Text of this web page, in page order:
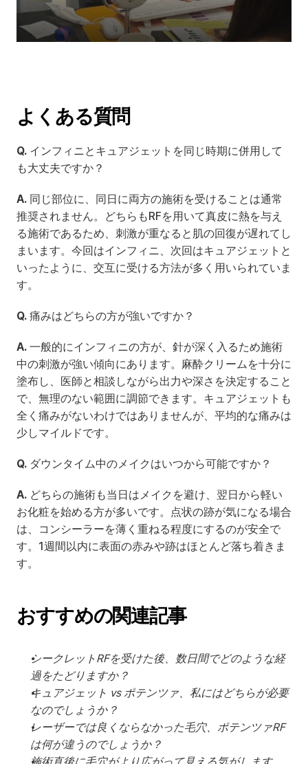
よくある質問
Q. インフィニとキュアジェットを同じ時期に併用して
も大丈夫ですか？
A. 同じ部位に、同日に両方の施術を受けることは通常
推奨されません。どちらもRFを用いて真皮に熱を与え
る施術であるため、刺激が重なると肌の回復が遅れてし
まいます。今回はインフィニ、次回はキュアジェットと
いったように、交互に受ける方法が多く用いられていま
す。
Q. 痛みはどちらの方が強いですか？
A. 一般的にインフィニの方が、針が深く入るため施術
中の刺激が強い傾向にあります。麻酔クリームを十分に
塗布し、医師と相談しながら出力や深さを決定すること
で、無理のない範囲に調節できます。キュアジェットも
全く痛みがないわけではありませんが、平均的な痛みは
少しマイルドです。
Q. ダウンタイム中のメイクはいつから可能ですか？
A. どちらの施術も当日はメイクを避け、翌日から軽い
お化粧を始める方が多いです。点状の跡が気になる場合
は、コンシーラーを薄く重ねる程度にするのが安全で
す。1週間以内に表面の赤みや跡はほとんど落ち着きま
す。
おすすめの関連記事
シークレットRFを受けた後、数日間でどのような経
過をたどりますか？
キュアジェット vs ポテンツァ、私にはどちらが必要
なのでしょうか？
レーザーでは良くならなかった毛穴、ポテンツァRF
は何が違うのでしょうか？